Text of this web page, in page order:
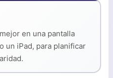
en una pantalla
un iPad, para planificar